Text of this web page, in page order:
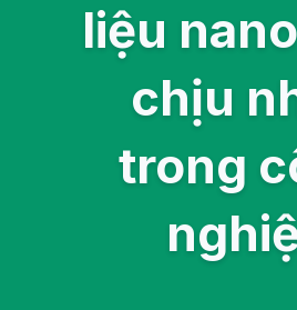
liệu
chịu
trong